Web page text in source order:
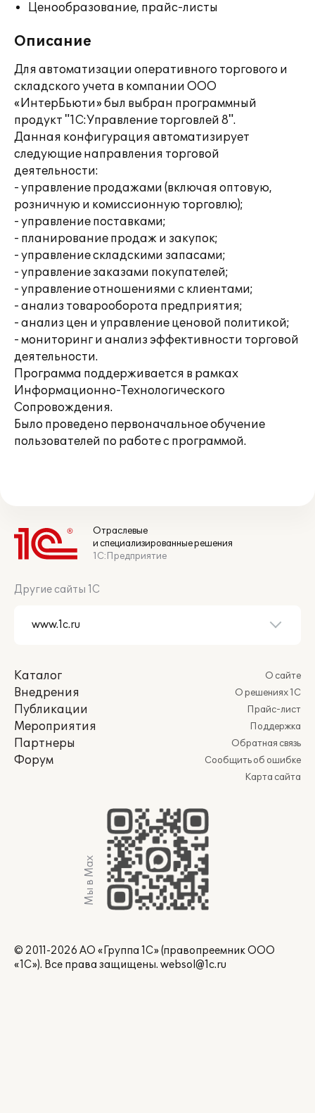
Ценообразование, прайс-листы
Описание
Для автоматизации оперативного торгового и
складского учета в компании ООО
«ИнтерБьюти» был выбран программный
продукт "1С:Управление торговлей 8".
Данная конфигурация автоматизирует
следующие направления торговой
деятельности:
- управление продажами (включая оптовую,
розничную и комиссионную торговлю);
- управление поставками;
- планирование продаж и закупок;
- управление складскими запасами;
- управление заказами покупателей;
- управление отношениями с клиентами;
- анализ товарооборота предприятия;
- анализ цен и управление ценовой политикой;
- мониторинг и анализ эффективности торговой
деятельности.
Программа поддерживается в рамках
Информационно-Технологического
Сопровождения.
Было проведено первоначальное обучение
пользователей по работе с программой.
Отраслевые
и специализированные решения
1С:Предприятие
Другие сайты 1С
Каталог
Внедрения
Публикации
Мероприятия
Партнеры
Форум
О сайте
О решениях 1С
Прайс-лист
Поддержка
Обратная связь
Сообщить об ошибке
Карта сайта
Мы в Max
© 2011-2026 АО «Группа 1С» (правопреемник ООО
«1С»). Все права защищены. websol@1c.ru